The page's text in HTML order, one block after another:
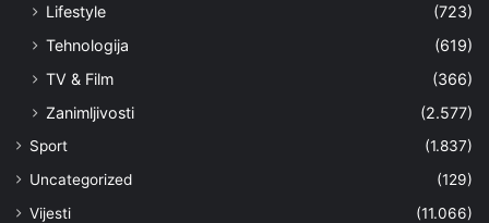
Lifestyle
(723)
Tehnologija
(619)
TV & Film
(366)
Zanimljivosti
(2.577)
Sport
(1.837)
Uncategorized
(129)
Vijesti
(11.066)